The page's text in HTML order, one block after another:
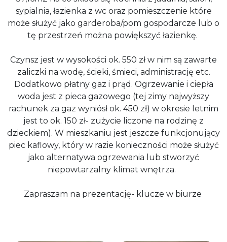
sypialnia, łazienka z wc oraz pomieszczenie które
może służyć jako garderoba/pom gospodarcze lub o
tę przestrzeń można powiększyć łazienkę.
Czynsz jest w wysokości ok. 550 zł w nim są zawarte
zaliczki na wodę, ścieki, śmieci, administrację etc.
Dodatkowo płatny gaz i prąd. Ogrzewanie i ciepła
woda jest z pieca gazowego (tej zimy najwyższy
rachunek za gaz wyniósł ok. 450 zł) w okresie letnim
jest to ok. 150 zł- zużycie liczone na rodzinę z
dzieckiem). W mieszkaniu jest jeszcze funkcjonujący
piec kaflowy, który w razie konieczności może służyć
jako alternatywa ogrzewania lub stworzyć
niepowtarzalny klimat wnętrza.
Zapraszam na prezentację- klucze w biurze